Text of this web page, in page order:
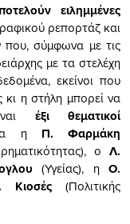
ειλημμένες
ρεπορτάζ και
που, σύμφωνα με τις
με τα στελέχη
εκείνοι που
κι η στήλη μπορεί να
έξι θεματικοί
η Π. Φαρμάκη
ο Λ.
(Υγείας), ηΟ.
Κιοσές (Πολιτικής